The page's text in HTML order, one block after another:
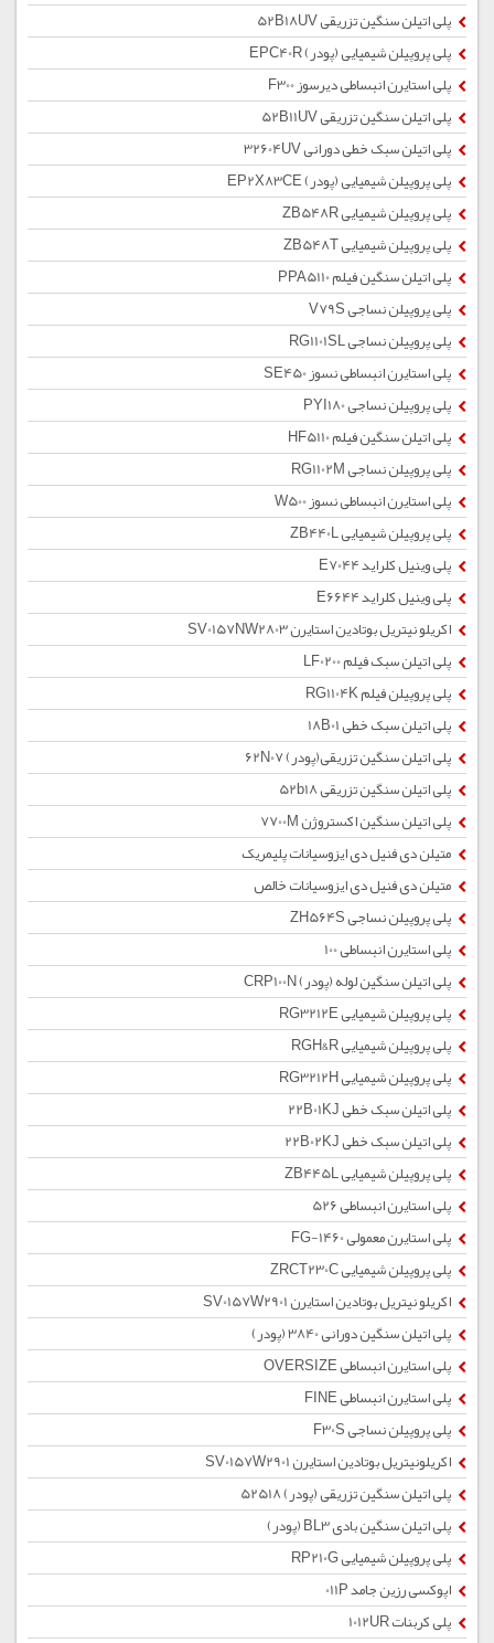
پلی اتیلن سنگین تزریقی 52B18UV
پلی پروپیلن شیمیایی (پودر) EPC40R
پلی استایرن انبساطی دیرسوز F300
پلی اتیلن سنگین تزریقی 52B11UV
پلی اتیلن سبک خطی دورانی 32604UV
پلی پروپیلن شیمیایی (پودر) EP2X83CE
پلی پروپیلن شیمیایی ZB548R
پلی پروپیلن شیمیایی ZB548T
پلی اتیلن سنگین فیلم PPA5110
پلی پروپیلن نساجی V79S
پلی پروپیلن نساجی RG1101SL
پلی استایرن انبساطی نسوز SE450
پلی پروپیلن نساجی PYI180
پلی اتیلن سنگین فیلم HF5110
پلی پروپیلن نساجی RG1102M
پلی استایرن انبساطی نسوز W500
پلی پروپیلن شیمیایی ZB440L
پلی وینیل کلراید E7044
پلی وینیل کلراید E6644
اکریلو نیتریل بوتادین استایرن SV0157NW2803
پلی اتیلن سبک فیلم LF0200
پلی پروپیلن فیلم RG1104K
پلی اتیلن سبک خطی 18B01
پلی اتیلن سنگین تزریقی(پودر) 62N07
پلی اتیلن سنگین تزریقی 52b18
پلی اتیلن سنگین اکستروژن 7700M
متیلن دی فنیل دی ایزوسیانات پلیمریک
متیلن دی فنیل دی ایزوسیانات خالص
پلی پروپیلن نساجی ZH564S
پلی استایرن انبساطی 100
پلی اتیلن سنگین لوله (پودر) CRP100N
پلی پروپیلن شیمیایی RG3212E
پلی پروپیلن شیمیایی RGH&R
پلی پروپیلن شیمیایی RG3212H
پلی اتیلن سبک خطی 22B01KJ
پلی اتیلن سبک خطی 22B02KJ
پلی پروپیلن شیمیایی ZB445L
پلی استایرن انبساطی 526
پلی استایرن معمولی 1460-FG
پلی پروپیلن شیمیایی ZRCT230C
اکریلو نیتریل بوتادین استایرن SV0157W2901
پلی اتیلن سنگین دورانی 3840 (پودر)
پلی استایرن انبساطی OVERSIZE
پلی استایرن انبساطی FINE
پلی پروپیلن نساجی F30S
اکریلونیتریل بوتادین استایرن SV0157W2901
پلی اتیلن سنگین تزریقی (پودر) 52518
پلی اتیلن سنگین بادی BL3 (پودر)
پلی پروپیلن شیمیایی RP210G
اپوکسی رزین جامد 011P
پلی کربنات 1012UR